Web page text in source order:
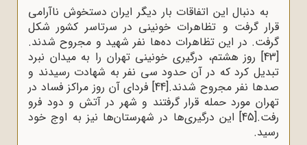
به‌ دنبال‌ این اتفاقات بار دیگر ایران‌ دستخوش‌ ناآرامی‌
قرار گرفت‌ و تظاهرات‌ خونینی‌ در سرتاسر کشور شکل‌
گرفت‌. در این‌ تظاهرات‌ ده‌ها نفر شهید و مجروح ‌شدند.
[43]
روز هشتم‌، درگیری‌ خونینی‌ تهران‌ را به‌ میدان‌ نبرد
تبدیل‌ کرد که‌ در آن‌ حدود سی‌ نفر به‌ شهادت‌ رسیدند و
صدها نفر مجروح‌ شدند.[44]
فردای‌ آن‌ روز مراکز فساد در
تهران‌ مورد حمله‌ قرار گرفتند و شهر در آتش‌ و دود فرو
رفت‌.[45]
این‌ درگیری‌ها در شهرستان‌ها نیز به‌ اوج‌ خود
رسید.